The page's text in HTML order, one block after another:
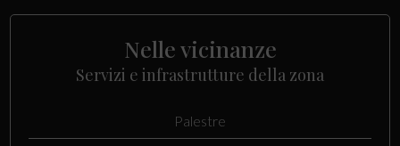
Nelle vicinanze
Servizi e infrastrutture della zona
Palestre